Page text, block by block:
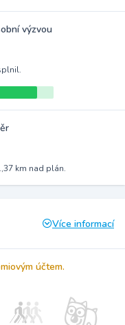
výzvou
km nad plán.
Více informací
účtem.